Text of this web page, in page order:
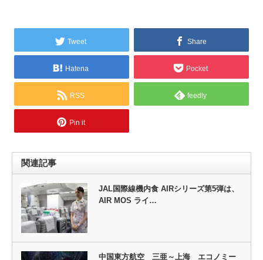
Tweet Share
Hatena Pocket
RSS feedly
Pin it
関連記事
JAL国際線機内食 AIRシリーズ第5弾は、
AIR MOS ライ…
中国東方航空 三亜～上海 エコノミー